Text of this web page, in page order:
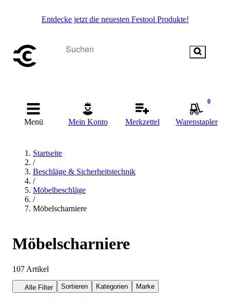
Entdecke jetzt die neuesten Festool Produkte!
Menü Mein Konto Merkzettel
0
Warenstapler
Startseite
/
Beschläge & Sicherheitstechnik
/
Möbelbeschläge
/
Möbelscharniere
Möbelscharniere
107 Artikel
Alle Filter Sortieren Kategorien Marke